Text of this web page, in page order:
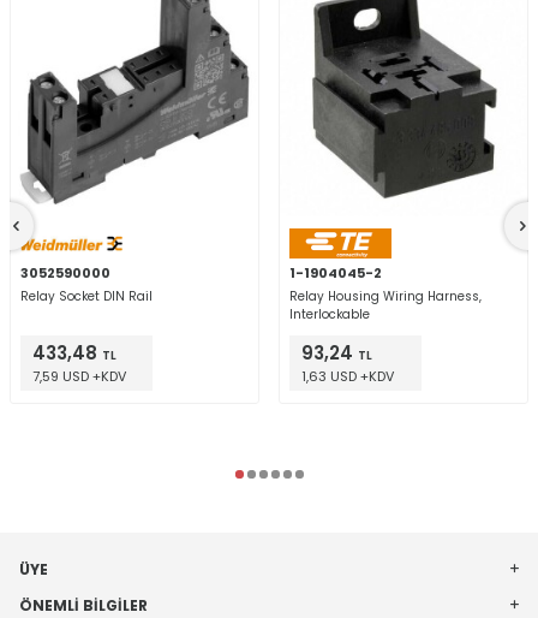
3052590000
Relay Socket DIN Rail
433,48 TL
7,59 USD +KDV
1-1904045-2
Relay Housing Wiring Harness,
Interlockable
93,24 TL
1,63 USD +KDV
ÜYE
ÖNEMLI BILGILER